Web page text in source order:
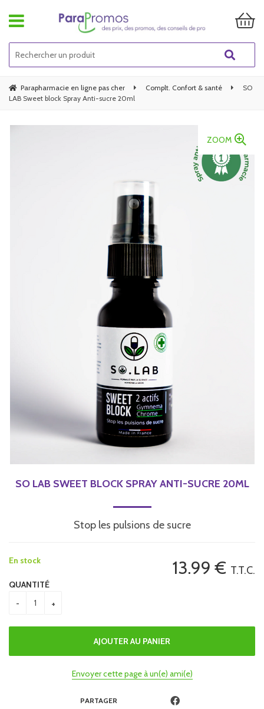
Parapharmacie en ligne pas cher Complt. Confort & santé
SO
LAB Sweet block Spray Anti-sucre 20ml
ZOOM
SO LAB SWEET BLOCK SPRAY ANTI-SUCRE 20ML
Stop les pulsions de sucre
13.99 € T.T.C.
En stock
QUANTITÉ
Envoyer cette page à un(e) ami(e)
PARTAGER